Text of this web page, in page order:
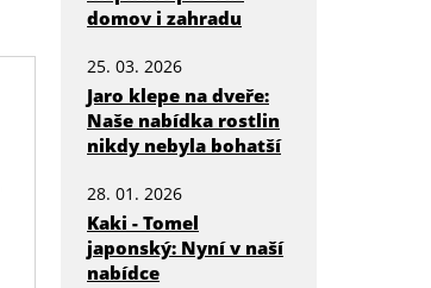
domov i zahradu
25. 03. 2026
Jaro klepe na dveře:
Naše nabídka rostlin
nikdy nebyla bohatší
28. 01. 2026
Kaki - Tomel
japonský: Nyní v naší
nabídce